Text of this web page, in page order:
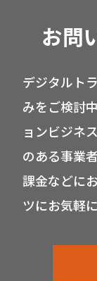
お問
デジタルト
みをご検討
ョンビジネ
のある事業
課金などに
ツにお気軽